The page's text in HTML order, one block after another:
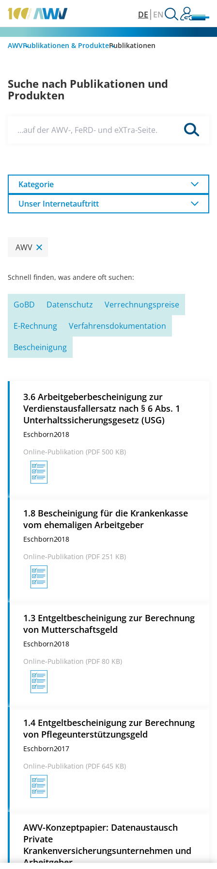
DE EN
AWVPublikationen & ProduktePublikationen
Suche nach Publikationen und
Produkten
…auf der AWV-, FeRD- und eXTra-Seite.
Kategorie
Unser Internetauftritt
AWV
Schnell finden, was andere oft suchen:
GoBD Datenschutz
Verrechnungspreise
E-Rechnung
Verfahrensdokumentation
Bescheinigung
3.6 Arbeitgeberbescheinigung zur
Verdienstausfallersatz nach § 6 Abs. 1
Unterhaltssicherungsgesetz (USG)
Eschborn2018
Online-Publikation (PDF 500 KB)
1.8 Bescheinigung für die Krankenkasse
vom ehemaligen Arbeitgeber
Eschborn2018
Online-Publikation (PDF 251 KB)
1.3 Entgeltbescheinigung zur Berechnung
von Mutterschaftsgeld
Eschborn2018
Online-Publikation (PDF 80 KB)
1.4 Entgeltbescheinigung zur Berechnung
von Pflegeunterstützungsgeld
Eschborn2017
Online-Publikation (PDF 645 KB)
AWV-Konzeptpapier: Datenaustausch
Private
Krankenversicherungsunternehmen und
Arbeitgeber